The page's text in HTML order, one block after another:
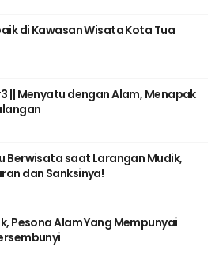
di Kawasan Wisata Kota Tua
|| Menyatu dengan Alam, Menapak
Berwisata saat Larangan Mudik,
dan Sanksinya!
Pesona Alam Yang Mempunyai